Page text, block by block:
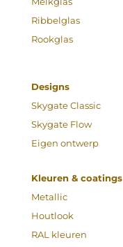
Ribbelglas
Rookglas
Designs
Skygate Classic
Skygate Flow
Eigen ontwerp
Kleuren & coatings
Metallic
Houtlook
RAL kleuren